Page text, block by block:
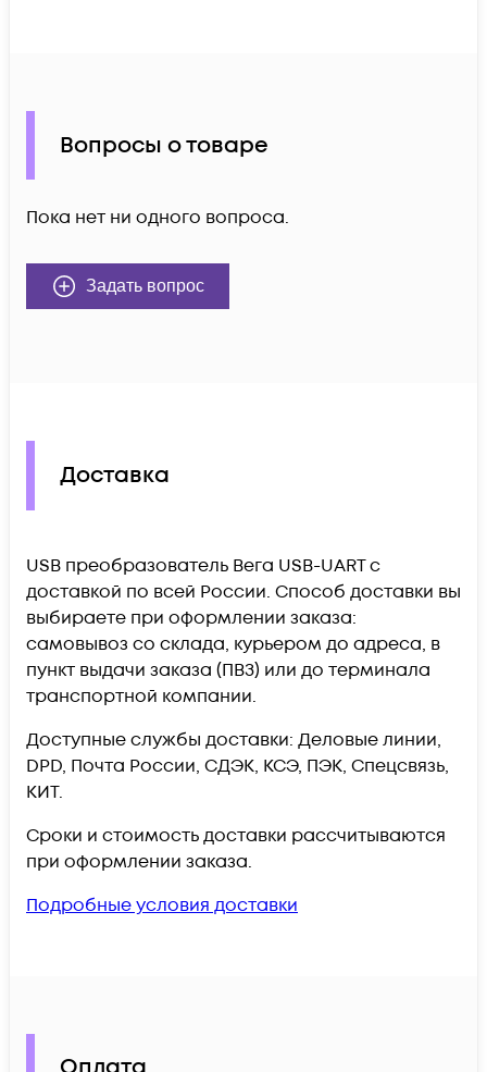
Вопросы о товаре
Пока нет ни одного вопроса.
Задать вопрос
Доставка
USB преобразователь Вега USB-UART c
доставкой по всей России. Способ доставки вы
выбираете при оформлении заказа:
самовывоз со склада, курьером до адреса, в
пункт выдачи заказа (ПВЗ) или до терминала
транспортной компании.
Доступные службы доставки: Деловые линии,
DPD, Почта России, СДЭК, КСЭ, ПЭК, Спецсвязь,
КИТ.
Сроки и стоимость доставки рассчитываются
при оформлении заказа.
Подробные условия доставки